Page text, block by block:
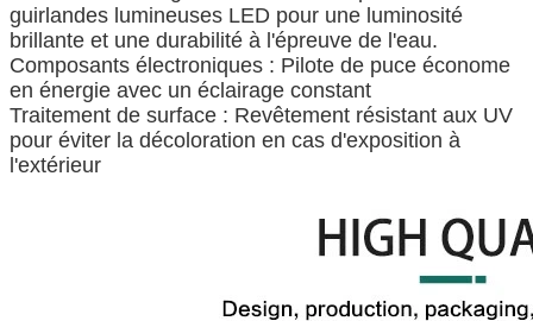
guirlandes lumineuses LED pour une luminosité
brillante et une durabilité à l'épreuve de l'eau.
Composants électroniques : Pilote de puce économe
en énergie avec un éclairage constant
Traitement de surface : Revêtement résistant aux UV
pour éviter la décoloration en cas d'exposition à
l'extérieur